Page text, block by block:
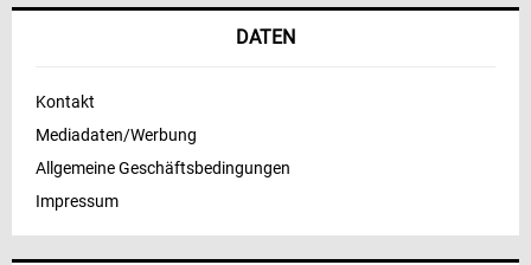
DATEN
Kontakt
Mediadaten/Werbung
Allgemeine Geschäftsbedingungen
Impressum